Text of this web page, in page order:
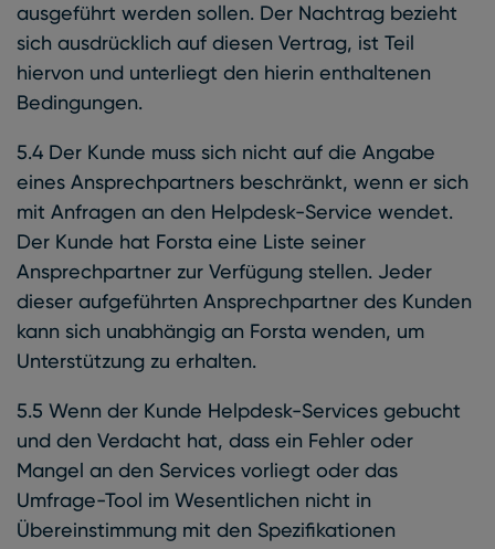
ausgeführt werden sollen. Der Nachtrag bezieht
sich ausdrücklich auf diesen Vertrag, ist Teil
hiervon und unterliegt den hierin enthaltenen
Bedingungen.
5.4 Der Kunde muss sich nicht auf die Angabe
eines Ansprechpartners beschränkt, wenn er sich
mit Anfragen an den Helpdesk-Service wendet.
Der Kunde hat Forsta eine Liste seiner
Ansprechpartner zur Verfügung stellen. Jeder
dieser aufgeführten Ansprechpartner des Kunden
kann sich unabhängig an Forsta wenden, um
Unterstützung zu erhalten.
5.5 Wenn der Kunde Helpdesk-Services gebucht
und den Verdacht hat, dass ein Fehler oder
Mangel an den Services vorliegt oder das
Umfrage-Tool im Wesentlichen nicht in
Übereinstimmung mit den Spezifikationen